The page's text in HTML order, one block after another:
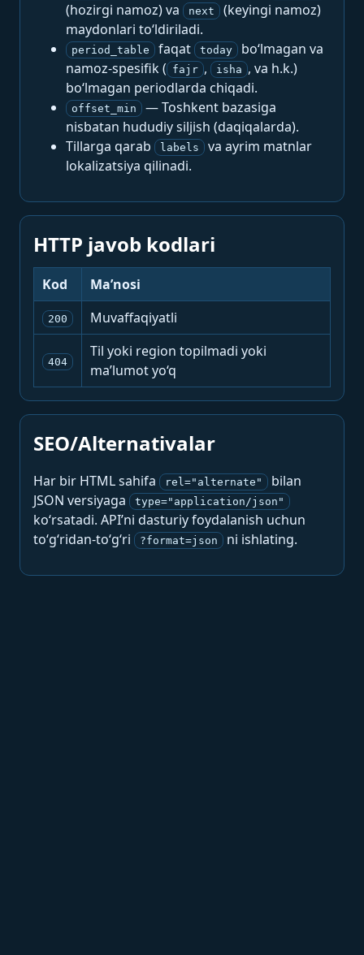
(hozirgi namoz) va next
(keyingi namoz)
maydonlari to‘ldiriladi.
period_table faqat today
bo‘lmagan va
namoz-spesifik ( fajr , isha , va h.k.)
bo‘lmagan periodlarda chiqadi.
offset_min
— Toshkent bazasiga
nisbatan hududiy siljish (daqiqalarda).
Tillarga qarab
labels
va ayrim matnlar
lokalizatsiya qilinadi.
HTTP javob kodlari
Kod Ma’nosi
200 Muvaffaqiyatli
404
Til yoki region topilmadi yoki
ma’lumot yo‘q
SEO/Alternativalar
Har bir HTML sahifa rel="alternate"
bilan
JSON versiyaga
type="application/json"
ko‘rsatadi. API’ni dasturiy foydalanish uchun
to‘g‘ridan-to‘g‘ri
?format=json ni ishlating.